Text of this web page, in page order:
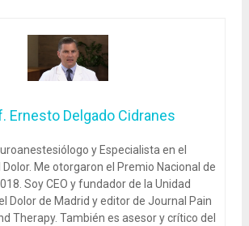
Ernesto Delgado Cidranes
y Especialista en el
Me otorgaron el Premio Nacional de
Soy CEO y fundador de la Unidad
Dolor de Madrid y editor de Journal Pain
Therapy. También es asesor y crítico del